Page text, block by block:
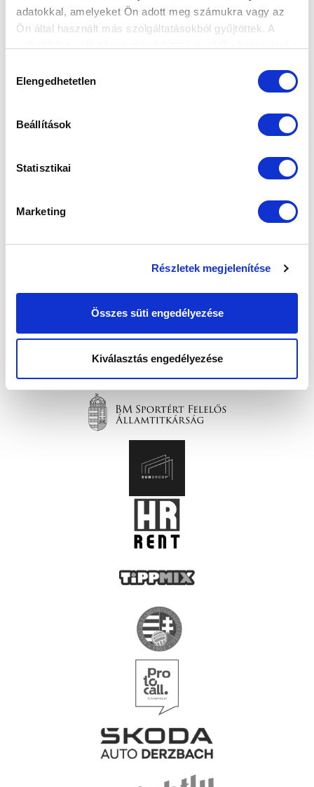
adatokkal, amelyeket Ön adott meg számukra vagy az
Ön által használt más szolgáltatásokból gyűjtöttek. A
kiválasztása
Elengedhetetlen
Beállítások
Statisztikai
Marketing
Részletek megjelenítése
Összes süti engedélyezése
Kiválasztás engedélyezése
FELIRATKOZOM